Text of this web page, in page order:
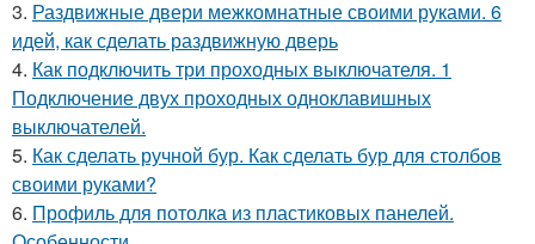
3. Раздвижные двери межкомнатные своими руками. 6
идей, как сделать раздвижную дверь
4. Как подключить три проходных выключателя. 1
Подключение двух проходных одноклавишных
выключателей.
5. Как сделать ручной бур. Как сделать бур для столбов
своими руками?
6. Профиль для потолка из пластиковых панелей.